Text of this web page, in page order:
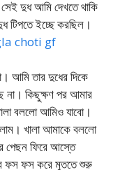
দুধ আমি দেখতে থাকি
টিপতে ইচ্ছে করছিল।
choti gf
আমি তার দুধের দিকে
না। কিছুক্ষণ পর আমার
বললো আমিও যাবো।
খালা আমাকে বললো
পেছন ফিরে আস্তে
ফস ফস করে মুততে শুরু